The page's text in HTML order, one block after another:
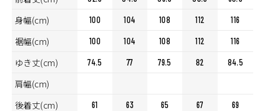
身幅(cm) 100 104 108 112 116
裾幅(cm) 100 104 108 112 116
ゆき丈(cm) 74.5 77 79.5 82 84.5
肩幅(cm)
後着丈(cm)
61 63 65 67 69